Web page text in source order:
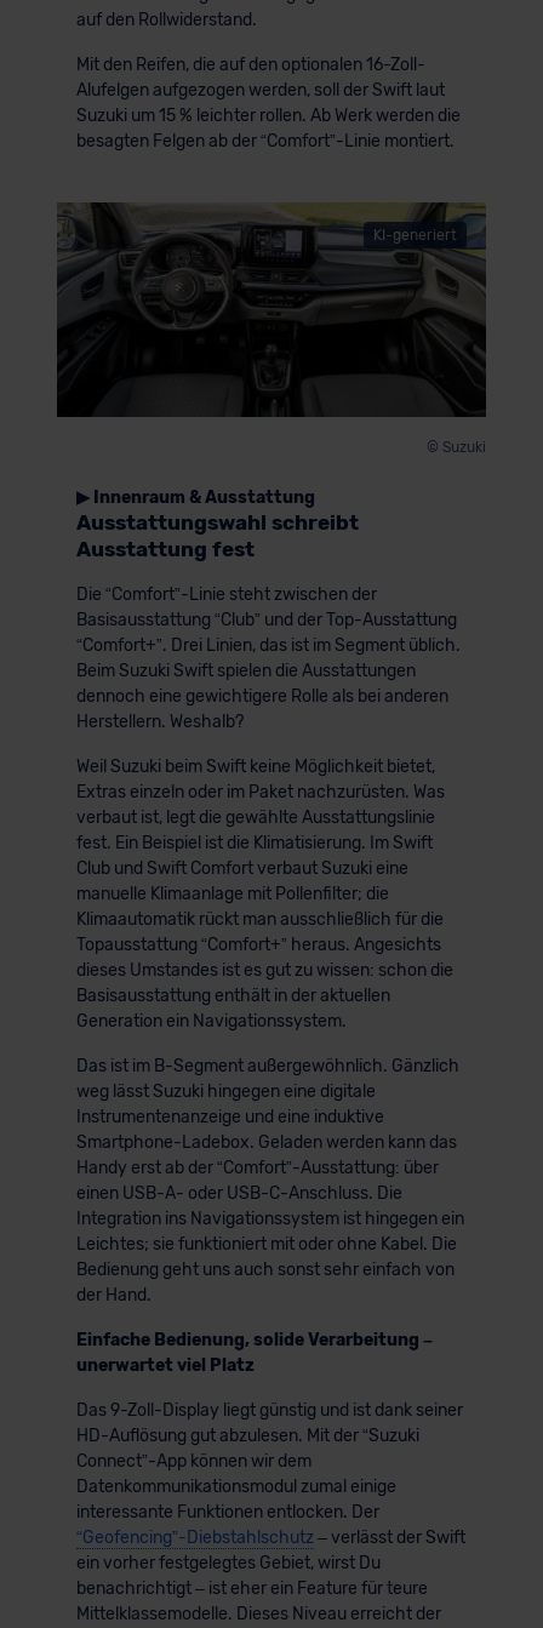
auf den Rollwiderstand.
Mit den Reifen, die auf den optionalen 16-Zoll-
Alufelgen aufgezogen werden, soll der Swift laut
Suzuki um 15 % leichter rollen. Ab Werk werden die
besagten Felgen ab der “Comfort”-Linie montiert.
KI-generiert
© Suzuki
▶ Innenraum & Ausstattung
Ausstattungswahl schreibt
Ausstattung fest
Die “Comfort”-Linie steht zwischen der
Basisausstattung “Club” und der Top-Ausstattung
“Comfort+”. Drei Linien, das ist im Segment üblich.
Beim Suzuki Swift spielen die Ausstattungen
dennoch eine gewichtigere Rolle als bei anderen
Herstellern. Weshalb?
Weil Suzuki beim Swift keine Möglichkeit bietet,
Extras einzeln oder im Paket nachzurüsten. Was
verbaut ist, legt die gewählte Ausstattungslinie
fest. Ein Beispiel ist die Klimatisierung. Im Swift
Club und Swift Comfort verbaut Suzuki eine
manuelle Klimaanlage mit Pollenfilter; die
Klimaautomatik rückt man ausschließlich für die
Topausstattung “Comfort+” heraus. Angesichts
dieses Umstandes ist es gut zu wissen: schon die
Basisausstattung enthält in der aktuellen
Generation ein Navigationssystem.
Das ist im B-Segment außergewöhnlich. Gänzlich
weg lässt Suzuki hingegen eine digitale
Instrumentenanzeige und eine induktive
Smartphone-Ladebox. Geladen werden kann das
Handy erst ab der “Comfort”-Ausstattung: über
einen USB-A- oder USB-C-Anschluss. Die
Integration ins Navigationssystem ist hingegen ein
Leichtes; sie funktioniert mit oder ohne Kabel. Die
Bedienung geht uns auch sonst sehr einfach von
der Hand.
Einfache Bedienung, solide Verarbeitung –
unerwartet viel Platz
Das 9-Zoll-Display liegt günstig und ist dank seiner
HD-Auflösung gut abzulesen. Mit der “Suzuki
Connect”-App können wir dem
Datenkommunikationsmodul zumal einige
interessante Funktionen entlocken. Der
“Geofencing”-Diebstahlschutz– verlässt der Swift
ein vorher festgelegtes Gebiet, wirst Du
benachrichtigt – ist eher ein Feature für teure
Mittelklassemodelle. Dieses Niveau erreicht der